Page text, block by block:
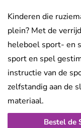
Kinderen die
plein? Met de
heleboel sport- en
sport en spel
instructie van de
zelfstandig aan de
materiaal.
Bestel de